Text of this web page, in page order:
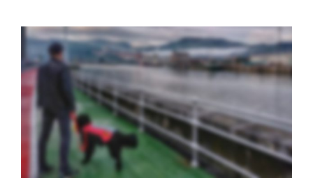
Un plato de fresas